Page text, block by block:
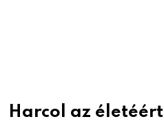
Harcol az életéért